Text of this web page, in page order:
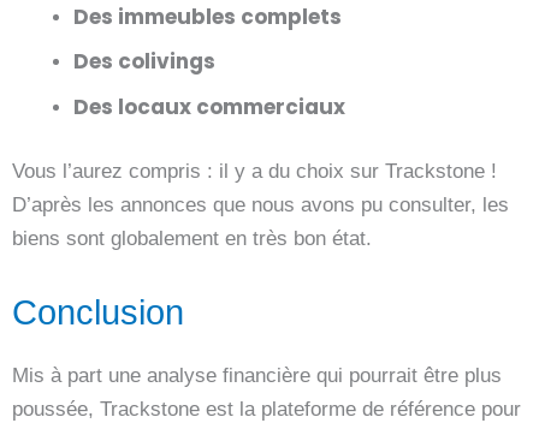
Des immeubles complets
Des colivings
Des locaux commerciaux
Vous l’aurez compris : il y a du choix sur Trackstone !
D’après les annonces que nous avons pu consulter, les
biens sont globalement en très bon état.
Conclusion
Mis à part une analyse financière qui pourrait être plus
poussée, Trackstone est la plateforme de référence pour